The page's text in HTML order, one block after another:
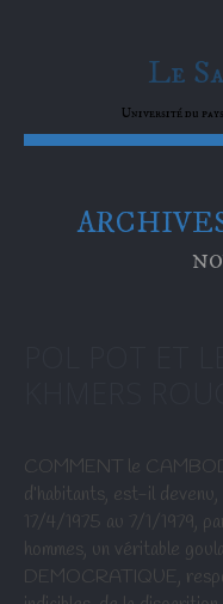
Le
Université du
COMMENT le
d’habitants, est-il
17/4/1975 au 7/1/1979,
hommes, un véritable
DEMOCRATIQUE,